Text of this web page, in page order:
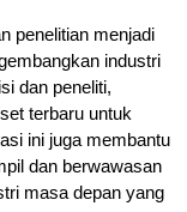
penelitian menjadi
industri
dan peneliti,
terbaru untuk
ini juga membantu
dan berwawasan
masa depan yang